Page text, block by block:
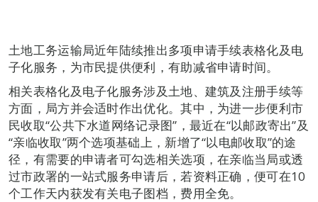
土地工务运输局近年陆续推出多项申请手续表格化及电
子化服务，为市民提供便利，有助减省申请时间。
相关表格化及电子化服务涉及土地、建筑及注册手续等
方面，局方并会适时作出优化。其中，为进一步便利市
民收取“公共下水道网络记录图”，最近在“以邮政寄出”及
“亲临收取”两个选项基础上，新增了“以电邮收取”的途
径，有需要的申请者可勾选相关选项，在亲临当局或透
过市政署的一站式服务申请后，若资料正确，便可在10
个工作天内获发有关电子图档，费用全免。